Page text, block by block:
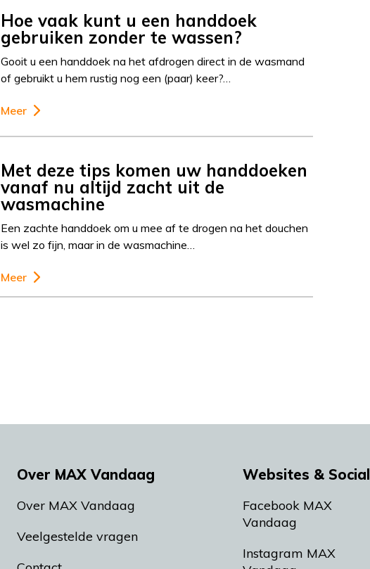
Hoe vaak kunt u een handdoek
gebruiken zonder te wassen?
Gooit u een handdoek na het afdrogen direct in de wasmand
of gebruikt u hem rustig nog een (paar) keer?…
Meer
Met deze tips komen uw handdoeken
vanaf nu altijd zacht uit de
wasmachine
Een zachte handdoek om u mee af te drogen na het douchen
is wel zo fijn, maar in de wasmachine…
Meer
Over MAX Vandaag
Over MAX Vandaag
Veelgestelde vragen
Websites & Social
Facebook MAX
Vandaag
Instagram MAX